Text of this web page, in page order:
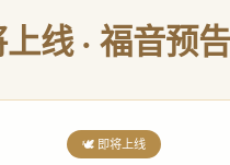
上线 · 福音预告
🕊️ 即将上线